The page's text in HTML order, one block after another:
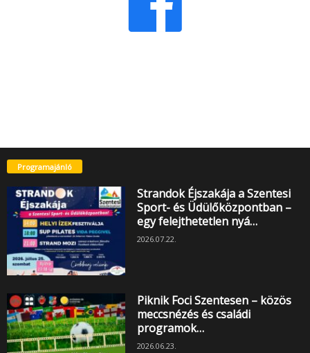
Programajánló
Strandok Éjszakája a Szentesi
Sport- és Üdülőközpontban –
egy felejthetetlen nyá…
2026.07.22.
Piknik Foci Szentesen – közös
meccsnézés és családi
programok…
2026.06.23.